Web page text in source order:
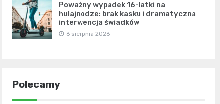
Poważny wypadek 16-latki na
hulajnodze: brak kasku i dramatyczna
interwencja świadków
6 sierpnia 2026
Polecamy